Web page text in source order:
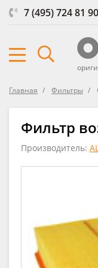
7 (495) 724 81 90
Главная Фильтры
Фильтр
Производитель: